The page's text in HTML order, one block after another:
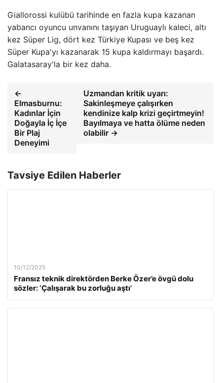
Giallorossi kulübü tarihinde en fazla kupa kazanan
yabancı oyuncu unvanını taşıyan Uruguaylı kaleci, altı
kez Süper Lig, dört kez Türkiye Kupası ve beş kez
Süper Kupa'yı kazanarak 15 kupa kaldırmayı başardı.
Galatasaray'la bir kez daha.
←
Elmasburnu:
Kadınlar İçin
Doğayla İç İçe
Bir Plaj
Deneyimi
Uzmandan kritik uyarı:
Sakinleşmeye çalışırken
kendinize kalp krizi geçirtmeyin!
Bayılmaya ve hatta ölüme neden
olabilir →
Tavsiye Edilen Haberler
10/12/2025
Fransız teknik direktörden Berke Özer’e övgü dolu
sözler: ‘Çalışarak bu zorluğu aştı’